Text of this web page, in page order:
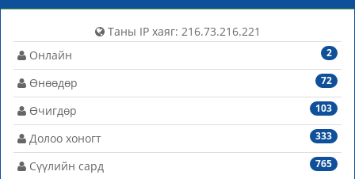
Таны IP хаяг: 216.73.216.221
2
Онлайн
72
Өнөөдөр
103
Өчигдөр
333
Долоо хоногт
765
Сүүлийн сард